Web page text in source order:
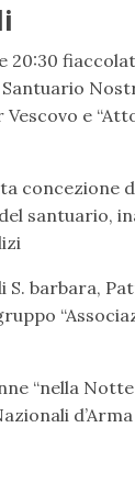
20:30
e
concezione
santuario,
S. barbara,
“nella